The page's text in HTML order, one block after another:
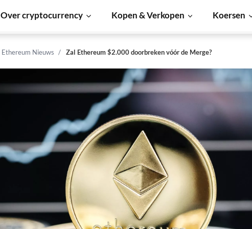
Over cryptocurrency Kopen & Verkopen Koersen
Ethereum Nieuws Zal Ethereum $2.000 doorbreken vóór de Merge?